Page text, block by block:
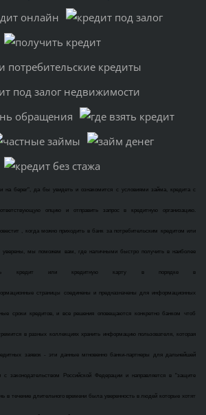
на берег", да бы увидеть и ознакомится с условиями займа, кредита с
опцию и отправить запрос в кредитную организацию.
, когда можно приходить в банк за потребительским кредитом или
уверены, мы поможем вам, где наличными быстро получить в наиболее
кредит или кредитную карту в порядке в
страницы соединены и предназначены для информационных
сроки кредитов, и все решения оповещаются конкретно банком чтоб
в разных коллекциях хранить информацию пользователя, которая
заявок - эти данные мгновенно банки-партнеры для дальнейшей
с законодательством Российской Федерации и направляется в "защите
в течение длительного времени была уверенность в людей которые хотят